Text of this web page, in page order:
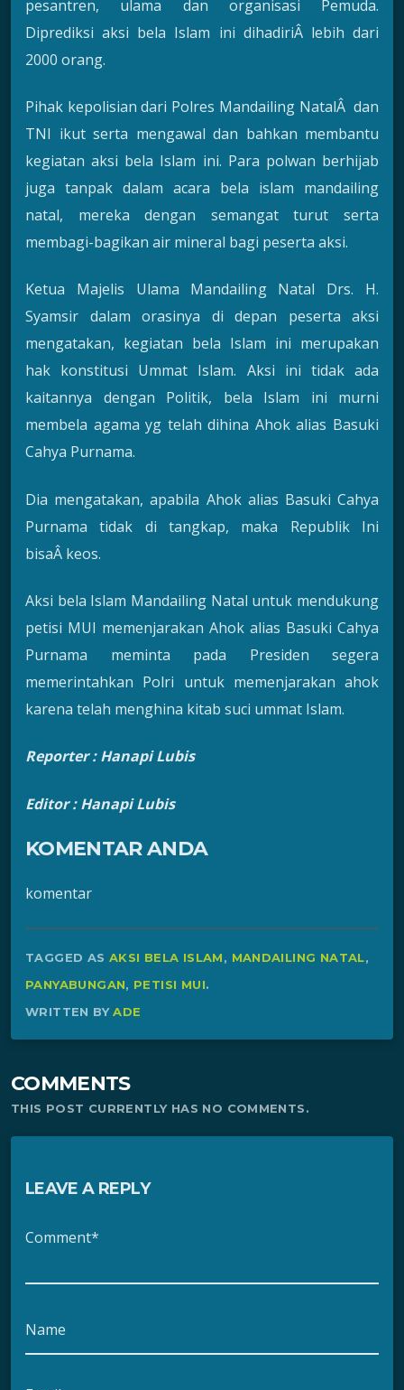
pesantren, ulama dan organisasi Pemuda.
Diprediksi aksi bela Islam ini dihadiriÂ lebih dari
2000 orang.
Pihak kepolisian dari Polres Mandailing NatalÂ dan
TNI ikut serta mengawal dan bahkan membantu
kegiatan aksi bela Islam ini. Para polwan berhijab
juga tanpak dalam acara bela islam mandailing
natal, mereka dengan semangat turut serta
membagi-bagikan air mineral bagi peserta aksi.
Ketua Majelis Ulama Mandailing Natal Drs. H.
Syamsir dalam orasinya di depan peserta aksi
mengatakan, kegiatan bela Islam ini merupakan
hak konstitusi Ummat Islam. Aksi ini tidak ada
kaitannya dengan Politik, bela Islam ini murni
membela agama yg telah dihina Ahok alias Basuki
Cahya Purnama.
Dia mengatakan, apabila Ahok alias Basuki Cahya
Purnama tidak di tangkap, maka Republik Ini
bisaÂ keos.
Aksi bela Islam Mandailing Natal untuk mendukung
petisi MUI memenjarakan Ahok alias Basuki Cahya
Purnama meminta pada Presiden segera
memerintahkan Polri untuk memenjarakan ahok
karena telah menghina kitab suci ummat Islam.
Reporter : Hanapi Lubis
Editor : Hanapi Lubis
KOMENTAR ANDA
komentar
TAGGED AS AKSI BELA ISLAM, MANDAILING NATAL,
PANYABUNGAN, PETISI MUI.
WRITTEN BYADE
COMMENTS
THIS POST CURRENTLY HAS NO COMMENTS.
LEAVE A REPLY
Comment*
Name